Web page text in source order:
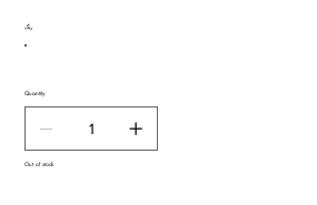
رنگ
Quantity
Out of stock